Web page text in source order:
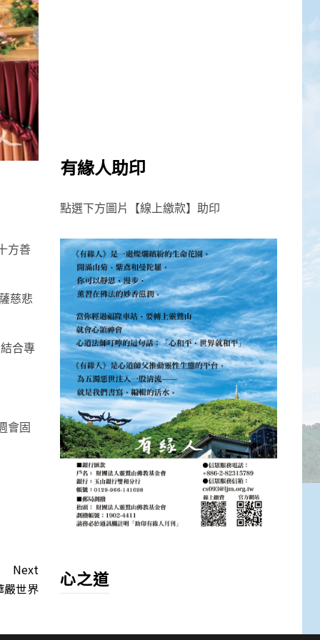
方善
慈悲
合專
會固
Next
嚴世界
有緣人助印
點選下方圖片【線上繳款】助印
心之道